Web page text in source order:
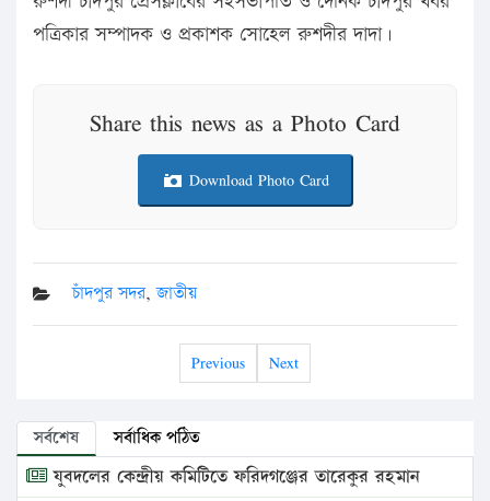
পত্রিকার সম্পাদক ও প্রকাশক সোহেল রুশদীর দাদা।
Share this news as a Photo Card
Download Photo Card
চাঁদপুর সদর,জাতীয়
Previous Next
সর্বশেষ সর্বাধিক পঠিত
যুবদলের কেন্দ্রীয় কমিটিতে ফরিদগঞ্জের তারেকুর রহমান